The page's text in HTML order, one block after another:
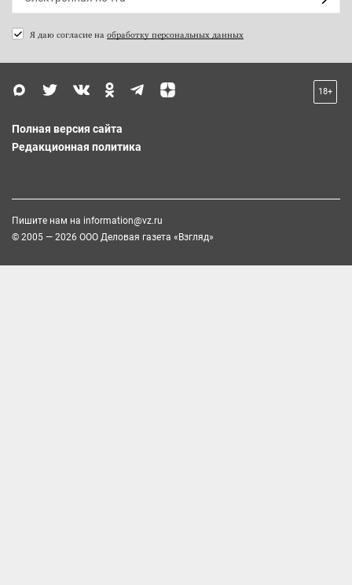
Я даю согласие на обработку персональных данных
18+
Полная версия сайта
Редакционная политика
Пишите нам на information@vz.ru
© 2005 — 2026 ООО Деловая газета «Взгляд»